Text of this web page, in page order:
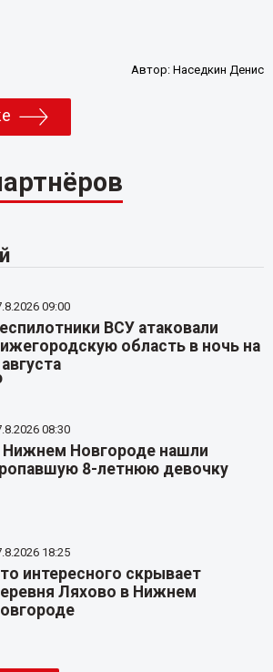
Автор:Наседкин Денис
09:00
ВСУ атаковали
область в ночь на
08:30
Нижнем Новгороде нашли
8-летнюю девочку
18:25
интересного скрывает
Ляхово в Нижнем